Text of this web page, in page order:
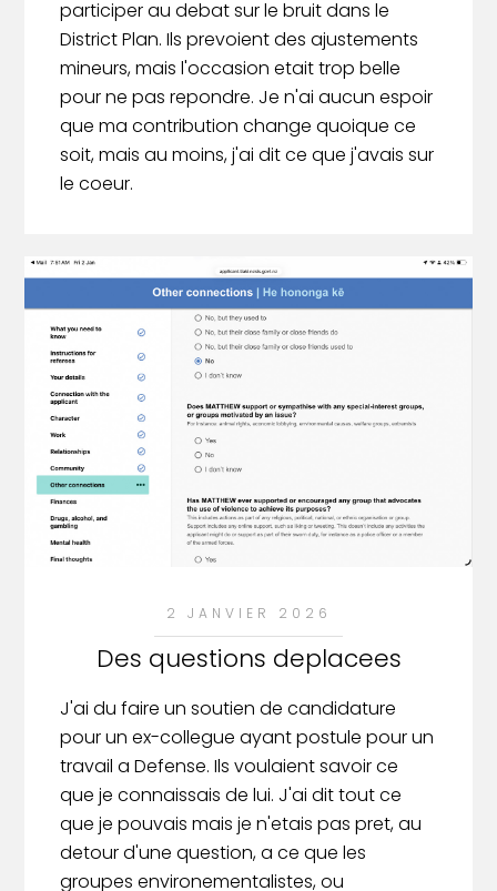
participer au debat sur le bruit dans le
District Plan. Ils prevoient des ajustements
mineurs, mais l'occasion etait trop belle
pour ne pas repondre. Je n'ai aucun espoir
que ma contribution change quoique ce
soit, mais au moins, j'ai dit ce que j'avais sur
le coeur.
2 JANVIER 2026
Des questions deplacees
J'ai du faire un soutien de candidature
pour un ex-collegue ayant postule pour un
travail a Defense. Ils voulaient savoir ce
que je connaissais de lui. J'ai dit tout ce
que je pouvais mais je n'etais pas pret, au
detour d'une question, a ce que les
groupes environementalistes, ou